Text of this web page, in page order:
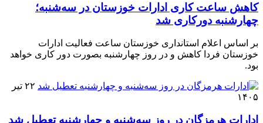
کاهش ساعت کاری ادارات خوزستان در سه‌شنبه؛
چهارشنبه دورکاری شد
بر اساس اعلام استانداری خوزستان ساعت فعالیت ادارات
خوزستان فردا کاهش و در روز چهارشنبه بصورت دور کاری خواهد
بود.
۲۲ تیر
۱۴۰۵
ادارات هرمزگان در روز سه‌شنبه و چهارشنبه تعطیل شد